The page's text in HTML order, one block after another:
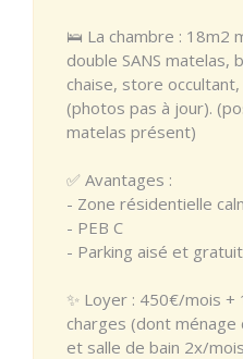
🛌 La chambre : 18m2
double SANS matelas,
chaise, store
(photos pas à jour).
matelas présent)
✅ Avantages :
- Zone résidentielle
- PEB C
- Parking aisé et
✨ Loyer : 450€/mois
charges (dont
et salle de bain 2x/